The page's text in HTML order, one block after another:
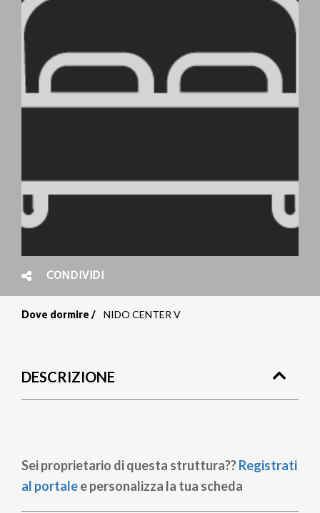
CONDIVIDI
pane
Dove dormire NIDO CENTER V
DESCRIZIONE
Sei proprietario di questa struttura??Registrati
al portalee personalizza la tua scheda